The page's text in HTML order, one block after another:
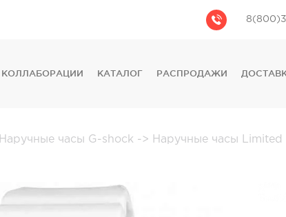
КОЛЛАБОРАЦИИ
КАТАЛОГ
FOSSIL
DKNY
PHILIPP PLEIN
РАСПРОДАЖИ
Наручные часы G-shock -> Наручные часы Limited